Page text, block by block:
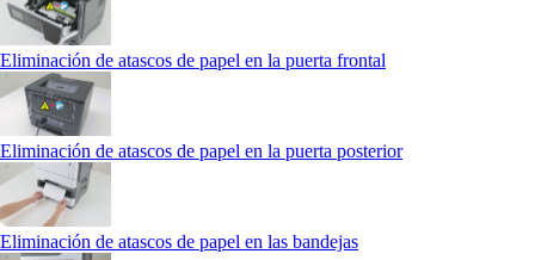
Eliminación de atascos de papel en la puerta frontal
Eliminación de atascos de papel en la puerta posterior
Eliminación de atascos de papel en las bandejas